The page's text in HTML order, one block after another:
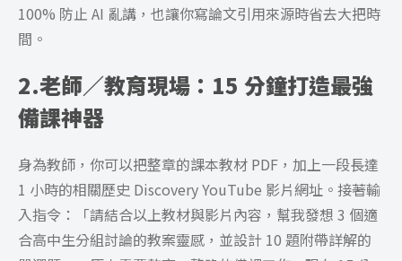
100% 防止 AI 亂講，也讓你寫論文引用來源時省去大把時
間。
2.老師／教育現場：15 分鐘打造最強
備課神器
身為教師，你可以把整章的課本教材 PDF，加上一段長達
1 小時的相關歷史 Discovery YouTube 影片網址。接著輸
入指令：「請結合以上教材與影片內容，幫我發想 3 個適
合高中生分組討論的教案靈感，並設計 10 題附帶詳解的